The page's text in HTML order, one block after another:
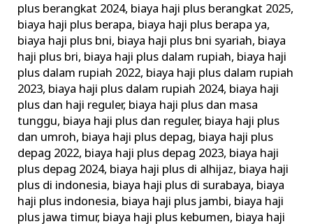
plus berangkat 2024, biaya haji plus berangkat 2025,
biaya haji plus berapa, biaya haji plus berapa ya,
biaya haji plus bni, biaya haji plus bni syariah, biaya
haji plus bri, biaya haji plus dalam rupiah, biaya haji
plus dalam rupiah 2022, biaya haji plus dalam rupiah
2023, biaya haji plus dalam rupiah 2024, biaya haji
plus dan haji reguler, biaya haji plus dan masa
tunggu, biaya haji plus dan reguler, biaya haji plus
dan umroh, biaya haji plus depag, biaya haji plus
depag 2022, biaya haji plus depag 2023, biaya haji
plus depag 2024, biaya haji plus di alhijaz, biaya haji
plus di indonesia, biaya haji plus di surabaya, biaya
haji plus indonesia, biaya haji plus jambi, biaya haji
plus jawa timur, biaya haji plus kebumen, biaya haji